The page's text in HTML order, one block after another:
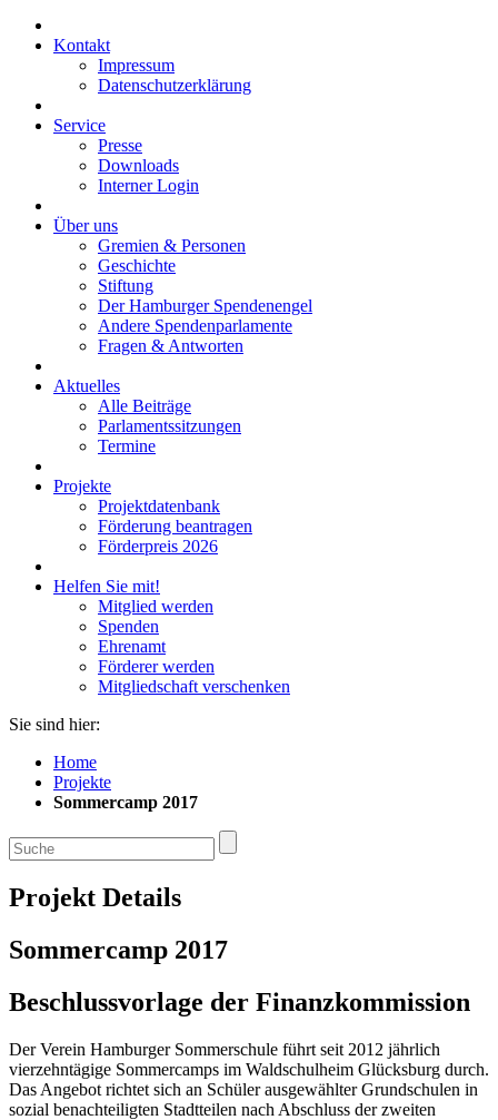
Kontakt
Impressum
Datenschutzerklärung
Service
Presse
Downloads
Interner Login
Über uns
Gremien & Personen
Geschichte
Stiftung
Der Hamburger Spendenengel
Andere Spendenparlamente
Fragen & Antworten
Aktuelles
Alle Beiträge
Parlamentssitzungen
Termine
Projekte
Projektdatenbank
Förderung beantragen
Förderpreis 2026
Helfen Sie mit!
Mitglied werden
Spenden
Ehrenamt
Förderer werden
Mitgliedschaft verschenken
Sie sind hier:
Home
Projekte
Sommercamp 2017
Projekt Details
Sommercamp 2017
Beschlussvorlage der Finanzkommission
Der Verein Hamburger Sommerschule führt seit 2012 jährlich
vierzehntägige Sommercamps im Waldschulheim Glücksburg durch.
Das Angebot richtet sich an Schüler ausgewählter Grundschulen in
sozial benachteiligten Stadtteilen nach Abschluss der zweiten